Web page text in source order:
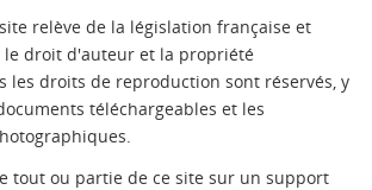
relève de la législation française et
droit d'auteur et la propriété
les droits de reproduction sont réservés, y
téléchargeables et les
tout ou partie de ce site sur un support